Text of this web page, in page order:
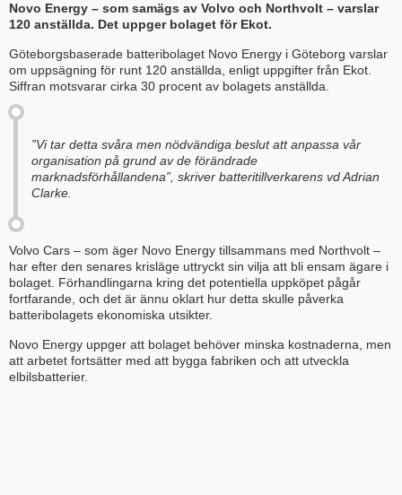
Novo Energy – som samägs av Volvo och Northvolt – varslar
120 anställda. Det uppger bolaget för Ekot.
Göteborgsbaserade batteribolaget Novo Energy i Göteborg varslar
om uppsägning för runt 120 anställda, enligt uppgifter från Ekot.
Siffran motsvarar cirka 30 procent av bolagets anställda.
”Vi tar detta svåra men nödvändiga beslut att anpassa vår
organisation på grund av de förändrade
marknadsförhållandena”, skriver batteritillverkarens vd Adrian
Clarke.
Volvo Cars – som äger Novo Energy tillsammans med Northvolt –
har efter den senares krisläge uttryckt sin vilja att bli ensam ägare i
bolaget. Förhandlingarna kring det potentiella uppköpet pågår
fortfarande, och det är ännu oklart hur detta skulle påverka
batteribolagets ekonomiska utsikter.
Novo Energy uppger att bolaget behöver minska kostnaderna, men
att arbetet fortsätter med att bygga fabriken och att utveckla
elbilsbatterier.